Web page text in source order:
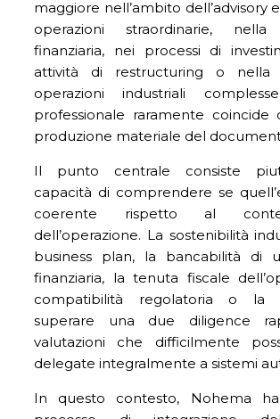
maggiore nell’ambito dell’advisory
operazioni straordinarie, nella
finanziaria, nei processi di
attività di restructuring o nella
operazioni industriali
professionale raramente coincide
produzione materiale del
Il punto centrale consiste
capacità di comprendere se
coerente rispetto al
dell’operazione. La sostenibilità
business plan, la bancabilità di
finanziaria, la tenuta fiscale
compatibilità regolatoria o la
superare una due diligence
valutazioni che difficilmente
delegate integralmente a sistemi
In questo contesto, Nohema